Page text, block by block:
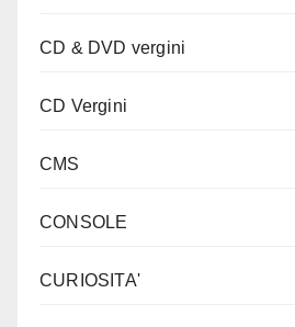
CD & DVD vergini
CD Vergini
CMS
CONSOLE
CURIOSITA'